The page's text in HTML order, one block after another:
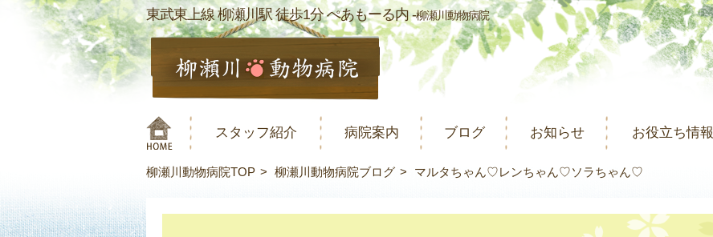
東武東上線 柳瀬川駅 徒歩1分 ぺあもーる内 -柳瀬川動物病院
スタッフ紹介 病院案内 ブログ お知らせ お役立ち情報
柳瀬川動物病院TOP 柳瀬川動物病院ブログ マルタちゃん♡レンちゃん♡ソラちゃん♡